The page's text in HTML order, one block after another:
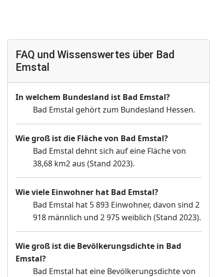
FAQ und Wissenswertes über Bad
Emstal
In welchem Bundesland ist Bad Emstal?
Bad Emstal gehört zum Bundesland Hessen.
Wie groß ist die Fläche von Bad Emstal?
Bad Emstal dehnt sich auf eine Fläche von
38,68 km2 aus (Stand 2023).
Wie viele Einwohner hat Bad Emstal?
Bad Emstal hat 5 893 Einwohner, davon sind 2
918 männlich und 2 975 weiblich (Stand 2023).
Wie groß ist die Bevölkerungsdichte in Bad
Emstal?
Bad Emstal hat eine Bevölkerungsdichte von